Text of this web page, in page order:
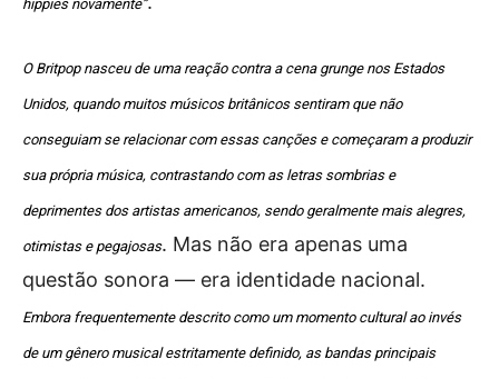
hippies novamente”
O Britpop nasceu de uma reação contra a cena grunge nos Estados
Unidos, quando muitos músicos britânicos sentiram que não
conseguiam se relacionar com essas canções e começaram a produzir
sua própria música, contrastando com as letras sombrias e
deprimentes dos artistas americanos, sendo geralmente mais alegres,
otimistas e pegajosas. Mas não era apenas uma
questão sonora — era identidade nacional.
Embora frequentemente descrito como um momento cultural ao invés
de um gênero musical estritamente definido, as bandas principais